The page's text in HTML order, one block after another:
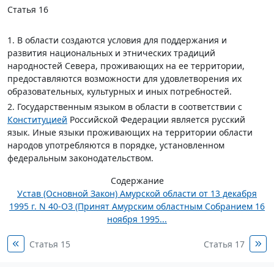
Статья 16
1. В области создаются условия для поддержания и
развития национальных и этнических традиций
народностей Севера, проживающих на ее территории,
предоставляются возможности для удовлетворения их
образовательных, культурных и иных потребностей.
2. Государственным языком в области в соответствии с
Конституцией Российской Федерации является русский
язык. Иные языки проживающих на территории области
народов употребляются в порядке, установленном
федеральным законодательством.
Содержание
Устав (Основной Закон) Амурской области от 13 декабря
1995 г. N 40-ОЗ (Принят Амурским областным Собранием 16
ноября 1995...
Статья 15 Статья 17